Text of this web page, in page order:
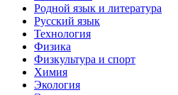
Родной язык и литература
Русский язык
Технология
Физика
Физкультура и спорт
Химия
Экология